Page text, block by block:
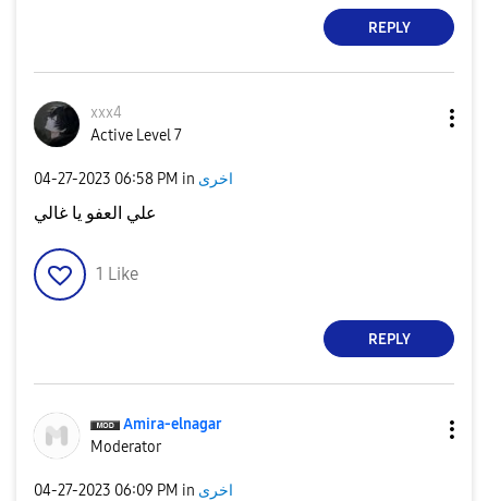
REPLY
xxx4
Active Level 7
‎04-27-2023 06:58 PM in اخرى
علي العفو يا غالي
1 Like
REPLY
Amira-elnagar
Moderator
‎04-27-2023 06:09 PM in اخرى